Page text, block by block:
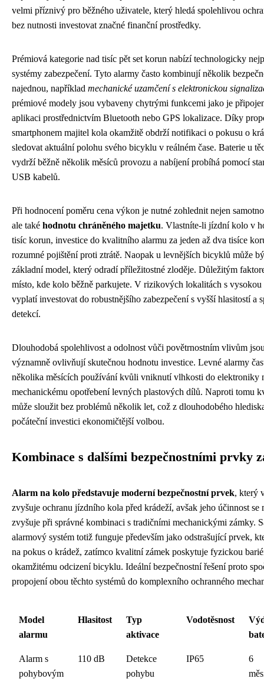
velmi příznivý pro běžného uživatele, který hledá spolehlivou
bez nutnosti investovat značné finanční prostředky.
Prémiová kategorie nad tisíc pět set korun nabízí technologicky
systémy zabezpečení. Tyto alarmy často kombinují několik
najednou, například mechanické uzamčení s elektronickou
prémiové modely jsou vybaveny chytrými funkcemi jako je
aplikaci prostřednictvím Bluetooth nebo GPS lokalizace. Díky
smartphonem majitel kola okamžitě obdrží notifikaci o pokusu o
sledovat aktuální polohu svého bicyklu v reálném čase. Baterie u
vydrží běžně několik měsíců provozu a nabíjení probíhá pomocí
USB kabelů.
Při hodnocení poměru cena výkon je nutné zohlednit nejen
ale také hodnotu chráněného majetku. Vlastníte-li jízdní kolo v
tisíc korun, investice do kvalitního alarmu za jeden až dva tisíce
rozumné pojištění proti ztrátě. Naopak u levnějších bicyklů může
základní model, který odradí příležitostné zloděje. Důležitým
místo, kde kolo běžně parkujete. V rizikových lokalitách s
vyplatí investovat do robustnějšího zabezpečení s vyšší hlasitostí a
detekcí.
Dlouhodobá spolehlivost a odolnost vůči povětrnostním vlivům
významně ovlivňují skutečnou hodnotu investice. Levné alarmy
několika měsících používání kvůli vniknutí vlhkosti do elektroniky
mechanickému opotřebení levných plastových dílů. Naproti tomu
může sloužit bez problémů několik let, což z dlouhodobého
počáteční investici ekonomičtější volbou.
Kombinace s dalšími bezpečnostními prvky
Alarm na kolo představuje moderní bezpečnostní prvek, který
zvyšuje ochranu jízdního kola před krádeží, avšak jeho účinnost se
zvyšuje při správné kombinaci s tradičními mechanickými zámky.
alarmový systém totiž funguje především jako odstrašující prvek,
na pokus o krádež, zatímco kvalitní zámek poskytuje fyzickou
okamžitému odcizení bicyklu. Ideální bezpečnostní řešení proto
propojení obou těchto systémů do komplexního ochranného
Model
alarmu
Hlasitost
Typ
aktivace
Vodotěsnost
Alarm s
pohybovým
110 dB
Detekce
pohybu
IP65
6